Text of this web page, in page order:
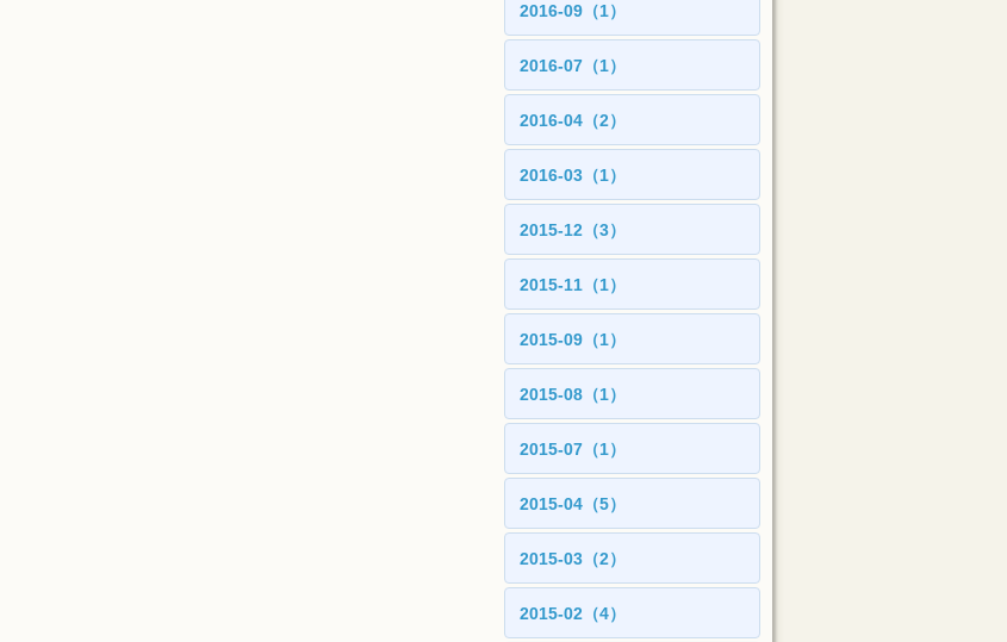
2016-09（1）
2016-07（1）
2016-04（2）
2016-03（1）
2015-12（3）
2015-11（1）
2015-09（1）
2015-08（1）
2015-07（1）
2015-04（5）
2015-03（2）
2015-02（4）